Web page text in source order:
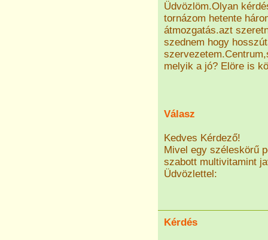
Üdvözlöm.Olyan
tornázom hetente
átmozgatás.azt
szednem hogy
melyik a jó? Elöre is
Válasz
Kedves Kérdező!
Mivel egy széleskörű
szabott multivitamint
Üdvözlettel:
Kérdés